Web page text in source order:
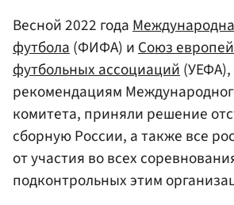
Весной 2022 года
футбола (ФИФА) и Союз
футбольных ассоциаций (УЕФА),
рекомендациям
комитета, приняли решение
сборную России, а также все
от участия во всех
подконтрольных этим